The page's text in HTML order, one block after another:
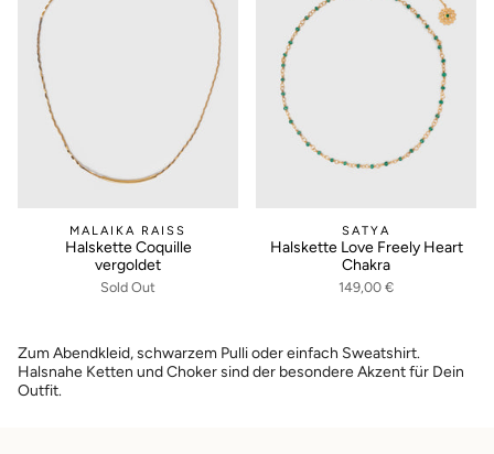
MALAIKA RAISS
Halskette Coquille
vergoldet
Sold Out
SATYA
Halskette Love Freely Heart
Chakra
149,00 €
Zum Abendkleid, schwarzem Pulli oder einfach Sweatshirt.
Halsnahe Ketten und Choker sind der besondere Akzent für Dein
Outfit.